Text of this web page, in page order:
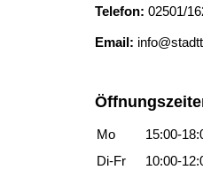
Telefon: 02501/
Email:
Mo
15:00-
Di-Fr
10:00-